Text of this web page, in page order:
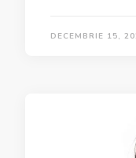
DECEMBRIE 15,